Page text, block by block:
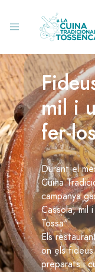
mil i
fer-
Durant el
Cuina
campanya
Cassola, mil
Tossa".
Els
on els
preparats i